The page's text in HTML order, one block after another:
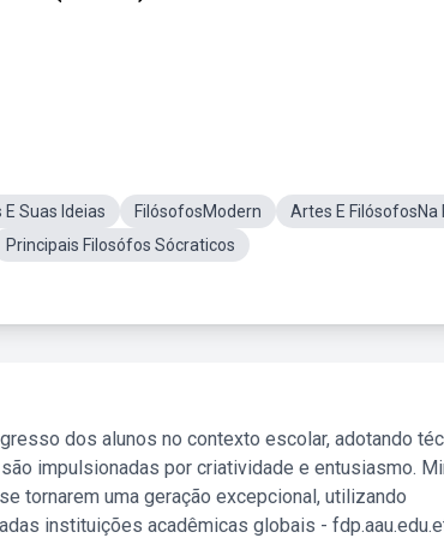
Suas Ideias FilósofosModern
Artes E FilósofosNa
Principais Filosófos Sócraticos
dos alunos no contexto escolar, adotando
impulsionadas por criatividade e entusiasmo.
tornarem uma geração excepcional, utilizando
instituições acadêmicas globais -